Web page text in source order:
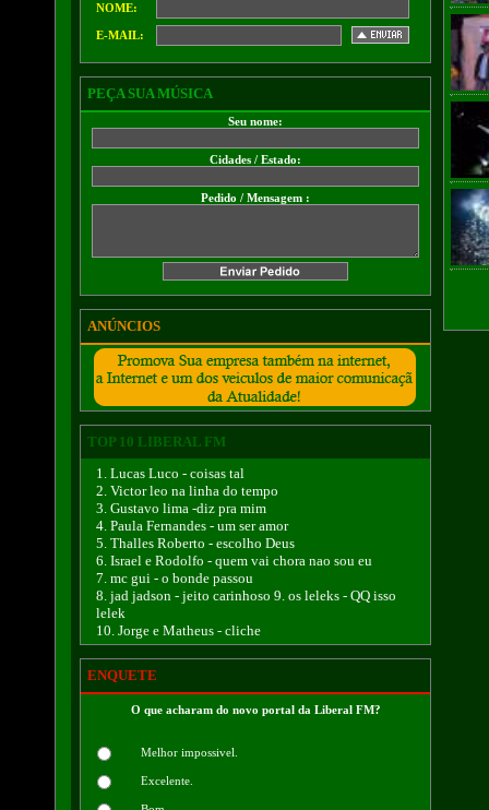
NOME:
E-MAIL:
PEÇA SUA MÚSICA
Seu nome:
Cidades / Estado:
Pedido / Mensagem :
ANÚNCIOS
TOP 10 LIBERAL FM
1. Lucas Luco - coisas tal
2. Victor leo na linha do tempo
3. Gustavo lima -diz pra mim
4. Paula Fernandes - um ser amor
5. Thalles Roberto - escolho Deus
6. Israel e Rodolfo - quem vai chora nao sou eu
7. mc gui - o bonde passou
8. jad jadson - jeito carinhoso 9. os leleks - QQ isso
lelek
10. Jorge e Matheus - cliche
ENQUETE
O que acharam do novo portal da Liberal FM?
Melhor impossivel.
Excelente.